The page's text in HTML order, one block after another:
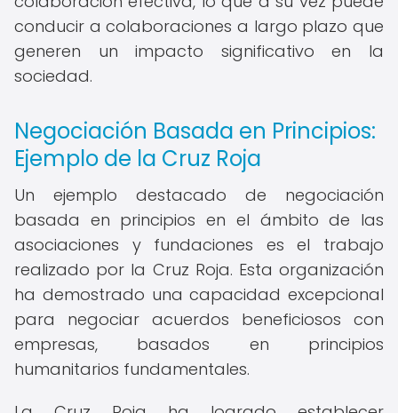
conducir a colaboraciones a largo plazo que
generen un impacto significativo en la
sociedad.
Negociación Basada en Principios:
Ejemplo de la Cruz Roja
Un ejemplo destacado de negociación
basada en principios en el ámbito de las
asociaciones y fundaciones es el trabajo
realizado por la Cruz Roja. Esta organización
ha demostrado una capacidad excepcional
para negociar acuerdos beneficiosos con
empresas, basados en principios
humanitarios fundamentales.